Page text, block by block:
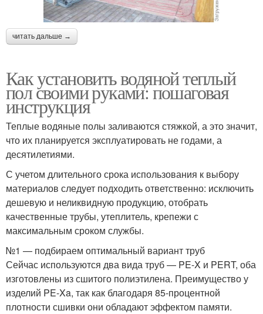
читать дальше →
Как установить водяной теплый
пол своими руками: пошаговая
инструкция
Теплые водяные полы заливаются стяжкой, а это значит,
что их планируется эксплуатировать не годами, а
десятилетиями.
С учетом длительного срока использования к выбору
материалов следует подходить ответственно: исключить
дешевую и неликвидную продукцию, отобрать
качественные трубы, утеплитель, крепежи с
максимальным сроком службы.
№1 — подбираем оптимальный вариант труб
Сейчас используются два вида труб — PE-X и PERT, оба
изготовлены из сшитого полиэтилена. Преимущество у
изделий PE-Xa, так как благодаря 85-процентной
плотности сшивки они обладают эффектом памяти.